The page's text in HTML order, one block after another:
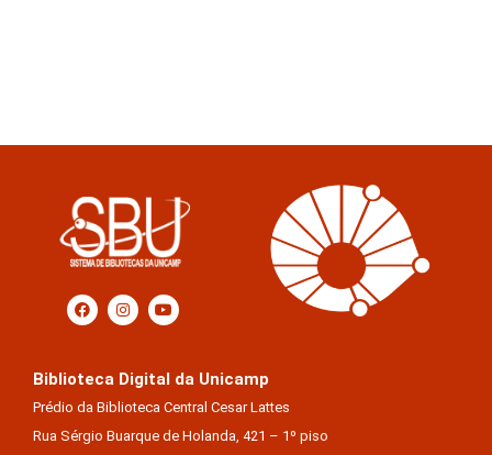
Biblioteca Digital da Unicamp
Prédio da Biblioteca Central Cesar Lattes
Rua Sérgio Buarque de Holanda, 421 – 1º piso